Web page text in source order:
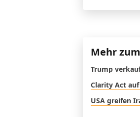
Mehr
Trump
Clarity Act
USA greifen